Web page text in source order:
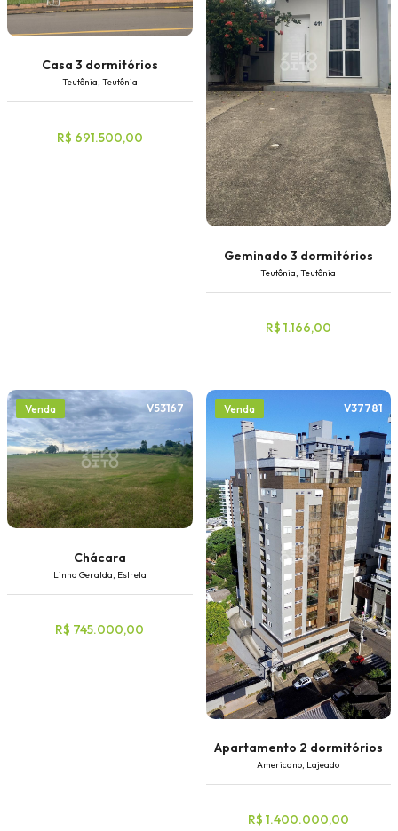
Casa 3 dormitórios
Teutônia, Teutônia
R$ 691.500,00
Geminado 3 dormitórios
Teutônia, Teutônia
R$ 1.166,00
Venda V53167
Chácara
Linha Geralda, Estrela
R$ 745.000,00
Venda V37781
Apartamento 2 dormitórios
Americano, Lajeado
R$ 1.400.000,00